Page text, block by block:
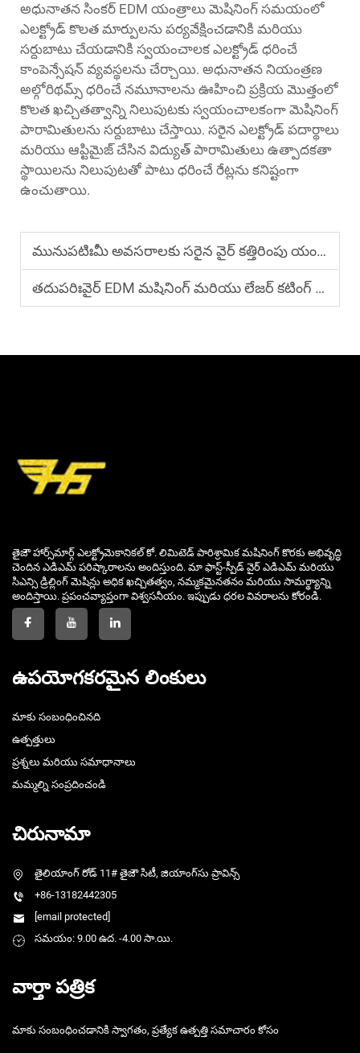
అధునాతన సింకర్ EDM యంత్రాలు మెషినింగ్ సమయంలో
ఎలక్ట్రోడ్ కొలత మార్పులను పర్యవేక్షించడానికి మరియు
సర్దుబాటు చేయడానికి స్వయంచాలక ఎలక్ట్రోడ్ ధరించే
కాంపెన్సేషన్ వ్యవస్థలను చేర్చాయి. అధునాతన నియంత్రణ
అల్గోరిథమ్స్ ధరించే నమూనాలను ఊహించి ప్రక్రియ మొత్తంలో
కొలత ఖచ్చితత్వాన్ని నిలుపుటకు స్వయంచాలకంగా మెషినింగ్
పారామితులను సర్దుబాటు చేస్తాయి. సరైన ఎలక్ట్రోడ్ పదార్థాలు
మరియు ఆప్టిమైజ్ చేసిన విద్యుత్ పారామితులు ఉత్పాదకతా
స్థాయిలను నిలుపుటతో పాటు ధరించే రేట్లను కనిష్టంగా
ఉంచుతాయి.
మునుపటిఃమీ అవసరాలకు సరైన వైర్ కత్తిరింపు యంత్రాన్ని ఎలా ఎంచుకోవాలి?
తదుపరిఃవైర్ EDM మషినింగ్ మరియు లేజర్ కటింగ్ మధ్య తేడా ఏమిటి?
తైజౌ హార్స్‌మార్గ్ ఎలక్ట్రోమెకానికల్ కో. లిమిటెడ్ పారిశ్రామిక మషినింగ్ కొరకు అభివృద్ధి
చెందిన ఎడిఎమ్ పరిష్కారాలను అందిస్తుంది. మా ఫాస్ట్-స్పీడ్ వైర్ ఎడిఎమ్ మరియు
సిఎన్సి డ్రిల్లింగ్ మెషిన్లు అధిక ఖచ్చితత్వం, నమ్మకమైనతనం మరియు సామర్థ్యాన్ని
అందిస్తాయి. ప్రపంచవ్యాప్తంగా విశ్వసనీయం. ఇప్పుడు ధరల వివరాలను కోరండి.
ఉపయోగకరమైన లింకులు
మాకు సంబంధించినది
ఉత్పత్తులు
ప్రశ్నలు మరియు సమాధానాలు
మమ్మల్ని సంప్రదించండి
చిరునామా
తైలియాంగ్ రోడ్ 11# తైజౌ సిటీ, జియాంగ్‌సు ప్రావిన్స్
+86-13182442305
[email protected]
సమయం: 9.00 ఉద. -4.00 సా.యి.
వార్తా పత్రిక
మాకు సంబంధించడానికి స్వాగతం, ప్రత్యేక ఉత్పత్తి సమాచారం కోసం